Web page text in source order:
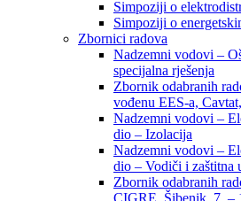
Simpoziji o
Simpoziji o
Zbornici radova
Nadzemni vodovi –
specijalna rješenja
Zbornik odabranih
vođenu EES-a,
Nadzemni vodovi –
dio – Izolacija
Nadzemni vodovi –
dio – Vodiči i zaštitna
Zbornik odabranih
CIGRE, Šibenik, 7. –